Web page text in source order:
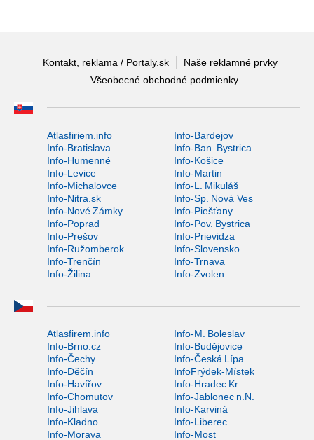
Kontakt, reklama / Portaly.sk
Naše reklamné prvky
Všeobecné obchodné podmienky
Atlasfiriem.info
Info-Bardejov
Info-Bratislava
Info-Ban. Bystrica
Info-Humenné
Info-Košice
Info-Levice
Info-Martin
Info-Michalovce
Info-L. Mikuláš
Info-Nitra.sk
Info-Sp. Nová Ves
Info-Nové Zámky
Info-Piešťany
Info-Poprad
Info-Pov. Bystrica
Info-Prešov
Info-Prievidza
Info-Ružomberok
Info-Slovensko
Info-Trenčín
Info-Trnava
Info-Žilina
Info-Zvolen
Atlasfirem.info
Info-M. Boleslav
Info-Brno.cz
Info-Budějovice
Info-Čechy
Info-Česká Lípa
Info-Děčín
InfoFrýdek-Místek
Info-Havířov
Info-Hradec Kr.
Info-Chomutov
Info-Jablonec n.N.
Info-Jihlava
Info-Karviná
Info-Kladno
Info-Liberec
Info-Morava
Info-Most